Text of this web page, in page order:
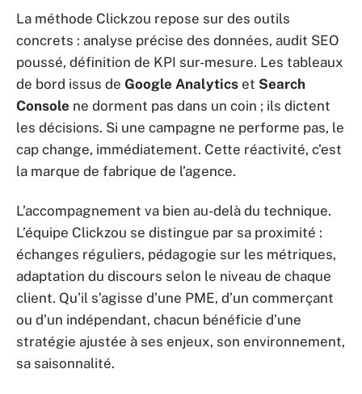
La méthode Clickzou repose sur des outils
concrets : analyse précise des données, audit SEO
poussé, définition de KPI sur-mesure. Les tableaux
de bord issus de Google Analytics et Search
Console ne dorment pas dans un coin ; ils dictent
les décisions. Si une campagne ne performe pas, le
cap change, immédiatement. Cette réactivité, c’est
la marque de fabrique de l’agence.
L’accompagnement va bien au-delà du technique.
L’équipe Clickzou se distingue par sa proximité :
échanges réguliers, pédagogie sur les métriques,
adaptation du discours selon le niveau de chaque
client. Qu’il s’agisse d’une PME, d’un commerçant
ou d’un indépendant, chacun bénéficie d’une
stratégie ajustée à ses enjeux, son environnement,
sa saisonnalité.